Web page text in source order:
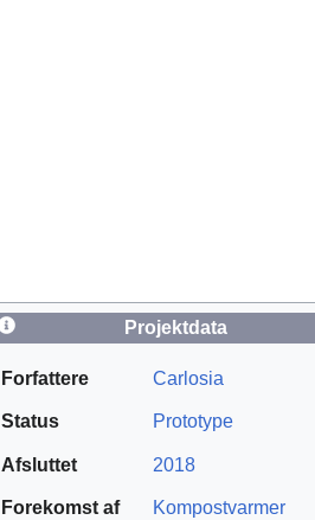
Projektdata
Forfattere Carlosia
Status Prototype
Afsluttet 2018
Forekomst af Kompostvarmer